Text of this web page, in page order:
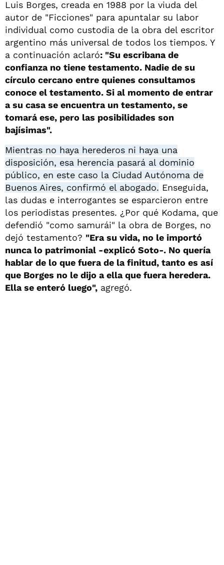
Luis Borges, creada en 1988 por la viuda del
autor de "Ficciones" para apuntalar su labor
individual como custodia de la obra del escritor
argentino más universal de todos los tiempos. Y
a continuación aclaró: "Su escribana de
confianza no tiene testamento. Nadie de su
círculo cercano entre quienes consultamos
conoce el testamento. Si al momento de entrar
a su casa se encuentra un testamento, se
tomará ese, pero las posibilidades son
bajísimas".
Mientras no haya herederos ni haya una
disposición, esa herencia pasará al dominio
público, en este caso la Ciudad Autónoma de
Buenos Aires, confirmó el abogado. Enseguida,
las dudas e interrogantes se esparcieron entre
los periodistas presentes. ¿Por qué Kodama, que
defendió "como samurái" la obra de Borges, no
dejó testamento? "Era su vida, no le importó
nunca lo patrimonial -explicó Soto-. No quería
hablar de lo que fuera de la finitud, tanto es así
que Borges no le dijo a ella que fuera heredera.
Ella se enteró luego", agregó.